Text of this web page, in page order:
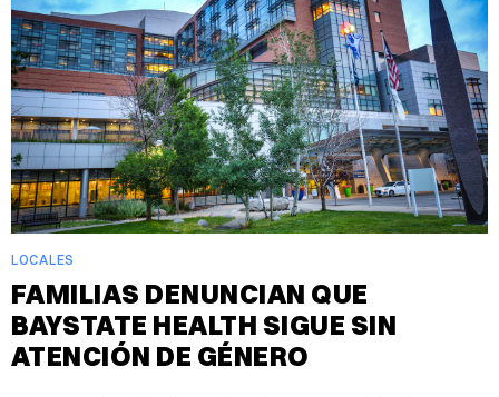
LOCALES
FAMILIAS DENUNCIAN QUE
BAYSTATE HEALTH SIGUE SIN
ATENCIÓN DE GÉNERO